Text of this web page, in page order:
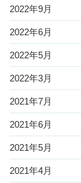
2022年9月
2022年6月
2022年5月
2022年3月
2021年7月
2021年6月
2021年5月
2021年4月